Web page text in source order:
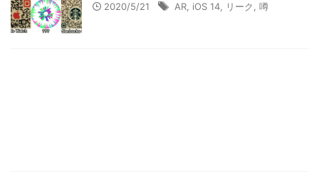
2020/5/21 AR iOS 14 リーク 噂